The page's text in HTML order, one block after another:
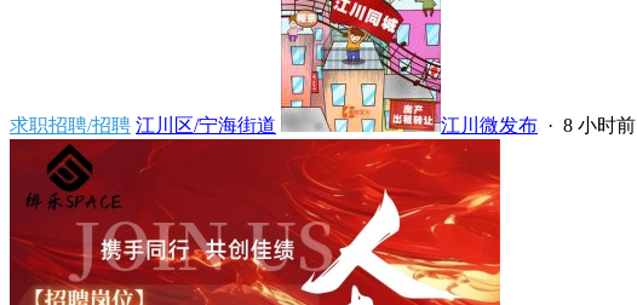
求职招聘/招聘 江川区/宁海街道 江川微发布 · 8 小时前